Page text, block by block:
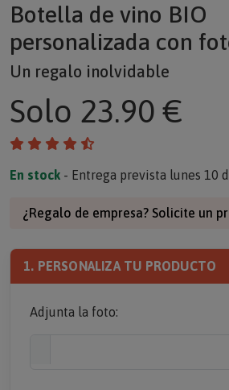
Botella de vino BIO
personalizada con
Un regalo inolvidable
Solo 23.90 €
En stock - Entrega prevista lunes 10
¿Regalo de empresa? Solicite un
1. PERSONALIZA TU PRODUCTO
Adjunta la foto: